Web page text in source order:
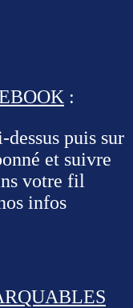
:
puis sur
et suivre
votre fil
infos